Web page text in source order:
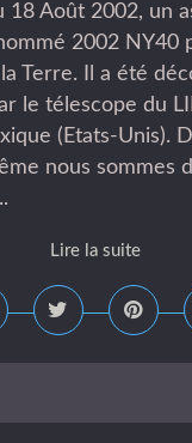
18 Août 2002, un
2002 NY40
Terre. Il a été
le télescope du
(Etats-Unis).
nous sommes
Lire la suite